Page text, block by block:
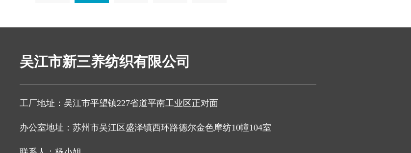
吴江市新三养纺织有限公司
工厂地址：吴江市平望镇227省道平南工业区正对面
办公室地址：苏州市吴江区盛泽镇西环路德尔金色摩纺10幢104室